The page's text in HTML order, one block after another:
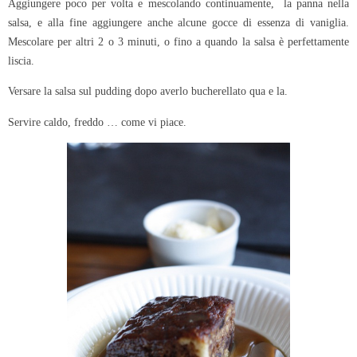
Aggiungere poco per volta e mescolando continuamente, la panna nella
salsa, e alla fine aggiungere anche alcune gocce di essenza di vaniglia.
Mescolare per altri 2 o 3 minuti, o fino a quando la salsa è perfettamente
liscia.
Versare la salsa sul pudding dopo averlo bucherellato qua e la.
Servire caldo, freddo … come vi piace.